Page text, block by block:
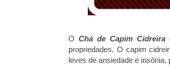
O Chá de Capim Cidreira
propriedades. O capim
leves de ansiedade e